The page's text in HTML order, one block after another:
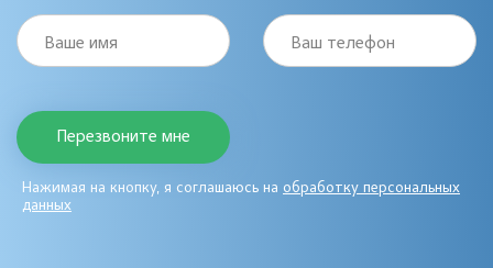
Ваше имя Ваш телефон
Нажимая на кнопку, я соглашаюсь на обработку персональных
данных